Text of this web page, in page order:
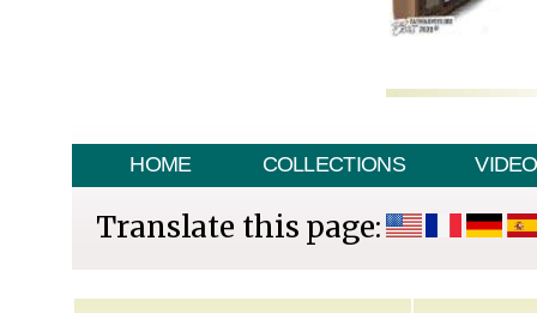
HOME COLLECTIONS VIDEO
Translate this page: